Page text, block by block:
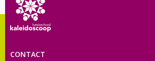
CONTACT